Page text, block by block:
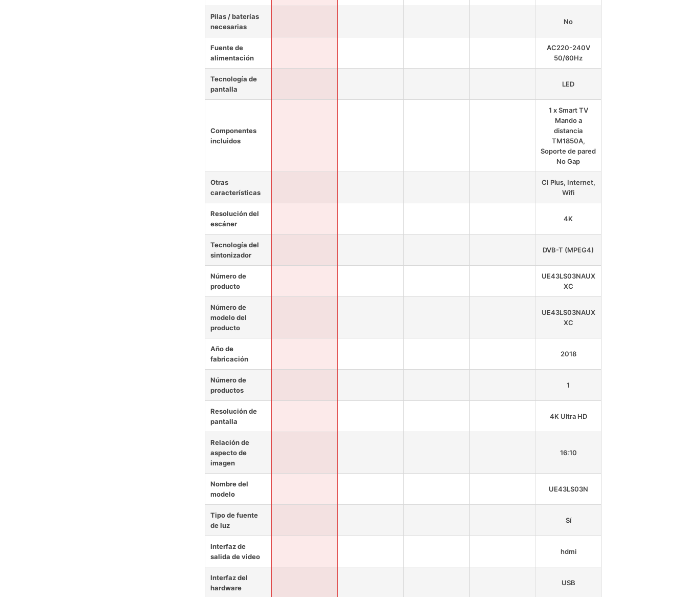
Pilas / baterías
necesarias
No
Fuente de
alimentación
AC220-240V
50/60Hz
Tecnología de
pantalla
LED
Componentes
incluidos
1 x Smart TV
Mando a
distancia
TM1850A,
Soporte de pared
No Gap
Otras
características
CI Plus, Internet,
Wifi
Resolución del
escáner
4K
Tecnología del
sintonizador
DVB-T (MPEG4)
Número de
producto
UE43LS03NAUX
XC
Número de
modelo del
producto
UE43LS03NAUX
XC
Año de
fabricación
2018
Número de
productos
1
Resolución de
pantalla
4K Ultra HD
Relación de
aspecto de
imagen
16:10
Nombre del
modelo
UE43LS03N
Tipo de fuente
de luz
Sí
Interfaz de
salida de video
hdmi
Interfaz del
hardware
USB